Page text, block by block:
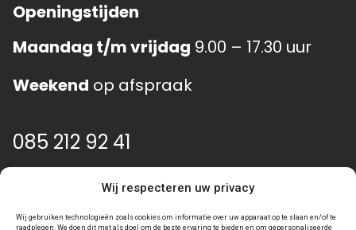
Wij respecteren uw privacy
Wij gebruiken technologieën zoals cookies om informatie over uw apparaat op te slaan en/of te
raadplegen. We doen dit met als doel om de beste ervaring te bieden en om gepersonaliseerde
Openingstijden
Maandag t/m vrijdag 9.00 – 17.30 uur
Weekend op afspraak
085 212 92 41
info@event-gear.nl